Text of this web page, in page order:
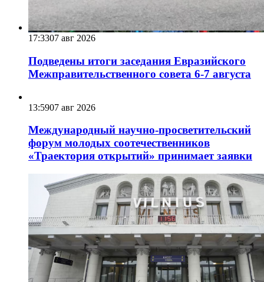
17:3307 авг 2026
Подведены итоги заседания Евразийского
Межправительственного совета 6-7 августа
13:5907 авг 2026
Международный научно-просветительский
форум молодых соотечественников
«Траектория открытий» принимает заявки